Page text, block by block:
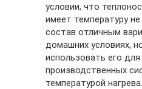
условии, что
имеет температуру
состав отличным
домашних условиях,
использовать его
производственных
температурой нагрева.